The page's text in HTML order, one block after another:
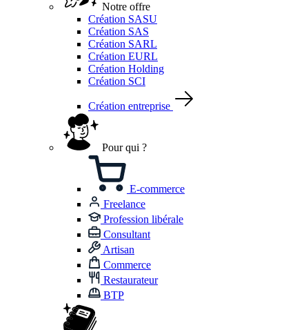
Notre offre
Création SASU
Création SAS
Création SARL
Création EURL
Création Holding
Création SCI
Création entreprise
Pour qui ?
E-commerce
Freelance
Profession libérale
Consultant
Artisan
Commerce
Restaurateur
BTP